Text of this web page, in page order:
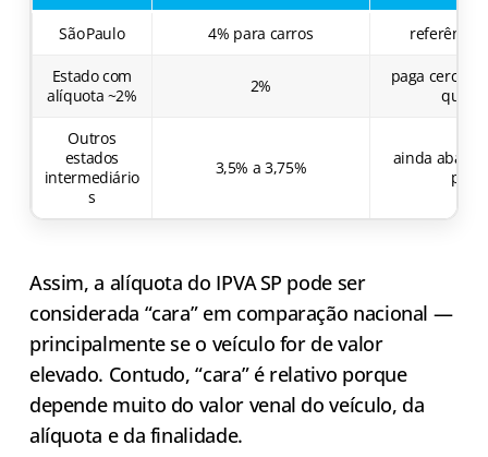
São Paulo 4% para carros referência
Estado com
alíquota ~2%
2%
paga cerca
que
Outros
estados
intermediário
s
3,5% a 3,75%
ainda abaixo
Assim, a alíquota do IPVA SP pode ser
considerada “cara” em comparação nacional —
principalmente se o veículo for de valor
elevado. Contudo, “cara” é relativo porque
depende muito do valor venal do veículo, da
alíquota e da finalidade.